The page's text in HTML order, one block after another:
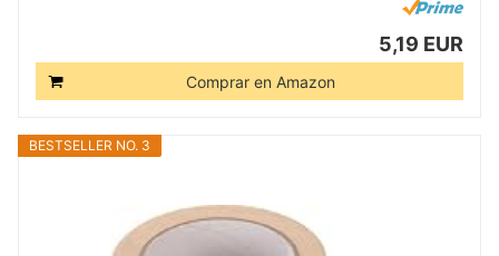
5,19 EUR
Comprar en Amazon
BESTSELLER NO. 3